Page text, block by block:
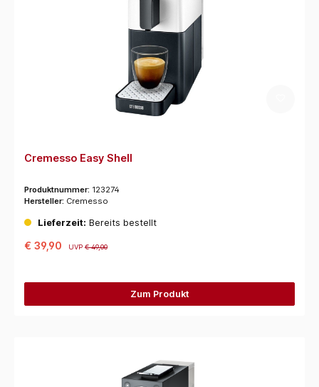
Cremesso Easy Shell
Produktnummer: 123274
Hersteller: Cremesso
Lieferzeit: Bereits bestellt
€ 39,90 UVP€ 49,00
Zum Produkt